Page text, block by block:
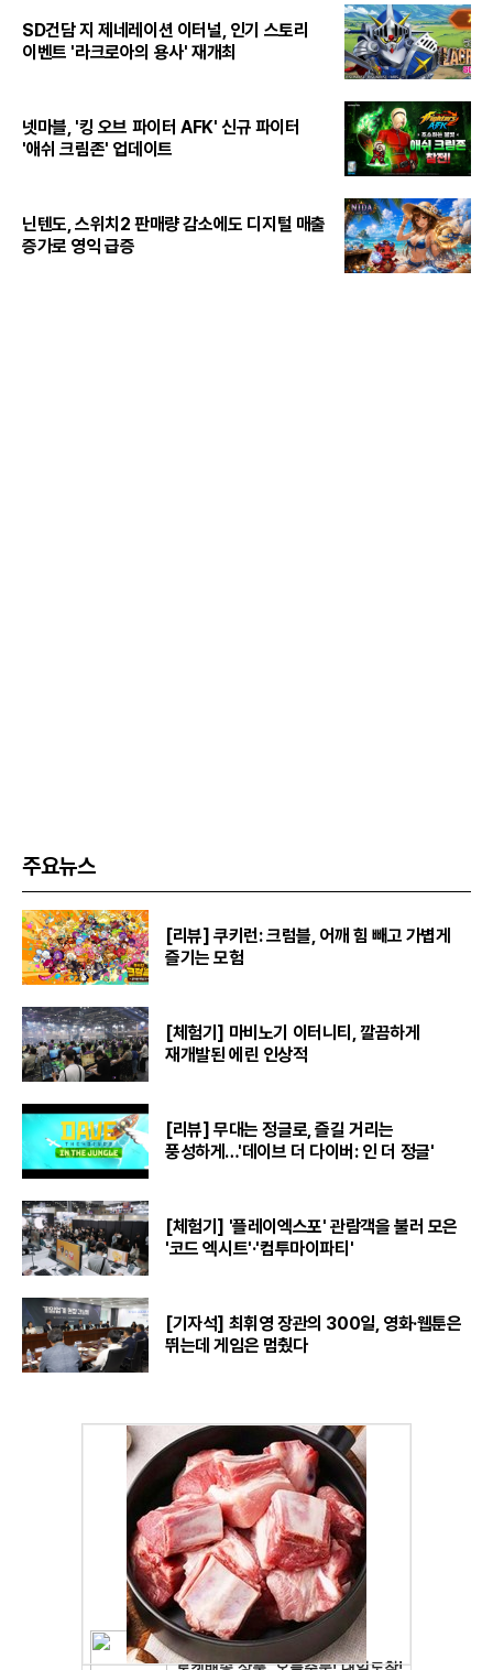
SD건담 지 제네레이션 이터널, 인기 스토리
이벤트 '라크로아의 용사' 재개최
넷마블, '킹 오브 파이터 AFK' 신규 파이터
'애쉬 크림존' 업데이트
닌텐도, 스위치2 판매량 감소에도 디지털 매출
증가로 영익 급증
주요뉴스
[리뷰] 쿠키런: 크럼블, 어깨 힘 빼고 가볍게
즐기는 모험
[체험기] 마비노기 이터니티, 깔끔하게
재개발된 에린 인상적
[리뷰] 무대는 정글로, 즐길 거리는
풍성하게…'데이브 더 다이버: 인 더 정글'
[체험기] '플레이엑스포' 관람객을 불러 모은
'코드 엑시트'·'컴투마이파티'
[기자석] 최휘영 장관의 300일, 영화·웹툰은
뛰는데 게임은 멈췄다